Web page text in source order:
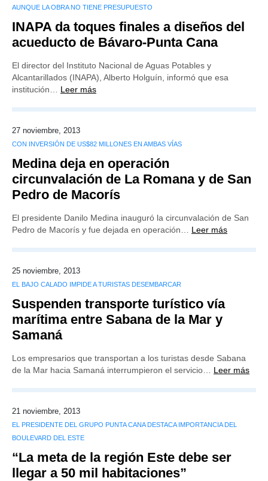
AUNQUE LA OBRA NO TIENE PRESUPUESTO
INAPA da toques finales a diseños del
acueducto de Bávaro-Punta Cana
El director del Instituto Nacional de Aguas Potables y
Alcantarillados (INAPA), Alberto Holguín, informó que esa
institución… Leer más
27 noviembre, 2013
CON INVERSIÓN DE US$82 MILLONES EN AMBAS VÍAS
Medina deja en operación
circunvalación de La Romana y de San
Pedro de Macorís
El presidente Danilo Medina inauguró la circunvalación de San
Pedro de Macorís y fue dejada en operación… Leer más
25 noviembre, 2013
EL BAJO CALADO IMPIDE A TURISTAS DESEMBARCAR
Suspenden transporte turístico vía
marítima entre Sabana de la Mar y
Samaná
Los empresarios que transportan a los turistas desde Sabana
de la Mar hacia Samaná interrumpieron el servicio… Leer más
21 noviembre, 2013
EL PRESIDENTE DEL GRUPO PUNTA CANA DESTACA IMPORTANCIA DEL
BOULEVARD DEL ESTE
“La meta de la región Este debe ser
llegar a 50 mil habitaciones”